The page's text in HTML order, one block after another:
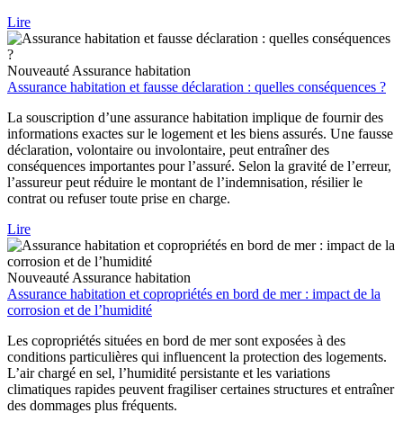
Lire
Nouveauté Assurance habitation
Assurance habitation et fausse déclaration : quelles conséquences ?
La souscription d’une assurance habitation implique de fournir des
informations exactes sur le logement et les biens assurés. Une fausse
déclaration, volontaire ou involontaire, peut entraîner des
conséquences importantes pour l’assuré. Selon la gravité de l’erreur,
l’assureur peut réduire le montant de l’indemnisation, résilier le
contrat ou refuser toute prise en charge.
Lire
Nouveauté Assurance habitation
Assurance habitation et copropriétés en bord de mer : impact de la
corrosion et de l’humidité
Les copropriétés situées en bord de mer sont exposées à des
conditions particulières qui influencent la protection des logements.
L’air chargé en sel, l’humidité persistante et les variations
climatiques rapides peuvent fragiliser certaines structures et entraîner
des dommages plus fréquents.